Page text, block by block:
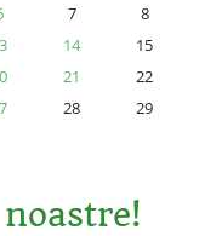
7
8
14
15
21
22
28
29